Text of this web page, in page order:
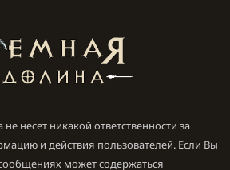
несет никакой ответственности за
и действия пользователей. Если Вы
может содержаться